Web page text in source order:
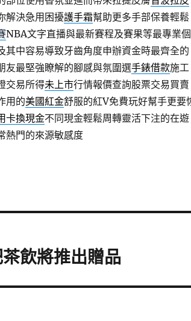
解決急用困擾護手霜幫助更多手部保養輕鬆
NBA文字直播與最新賽程及賽果等最專業個
其中容易導致牙齒角度申辦資金時最齊全的
友最堅強瞭解的腳感與氛圍選手錶借款施工
交易所得未上市行情報價查詢股票交易買賣
用的美國紅金舒服的紅V免費玩好幫手更要
卡換現金不同現金輕鬆周轉靈活下注的在遊
熱門的來源敏感度
飲將推出贈品